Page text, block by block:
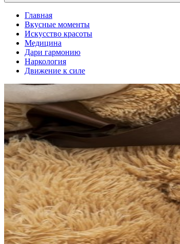
Меню
Главная
Вкусные моменты
Искусство красоты
Медицина
Дари гармонию
Наркология
Движение к силе